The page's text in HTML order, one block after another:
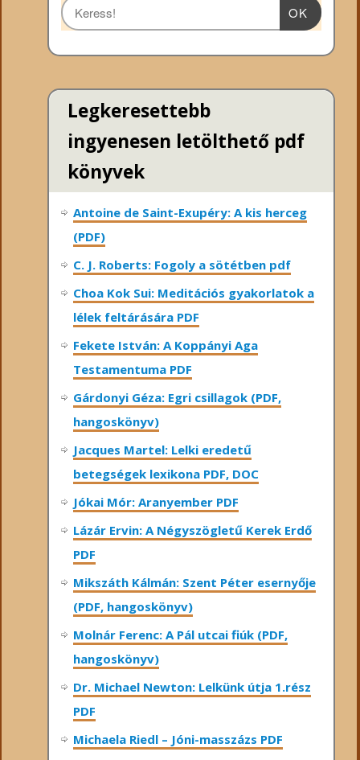
OK
Legkeresettebb
ingyenesen letölthető pdf
könyvek
Antoine de Saint-Exupéry: A kis herceg
(PDF)
C. J. Roberts: Fogoly a sötétben pdf
Choa Kok Sui: Meditációs gyakorlatok a
lélek feltárására PDF
Fekete István: A Koppányi Aga
Testamentuma PDF
Gárdonyi Géza: Egri csillagok (PDF,
hangoskönyv)
Jacques Martel: Lelki eredetű
betegségek lexikona PDF, DOC
Jókai Mór: Aranyember PDF
Lázár Ervin: A Négyszögletű Kerek Erdő
PDF
Mikszáth Kálmán: Szent Péter esernyője
(PDF, hangoskönyv)
Molnár Ferenc: A Pál utcai fiúk (PDF,
hangoskönyv)
Dr. Michael Newton: Lelkünk útja 1.rész
PDF
Michaela Riedl – Jóni-masszázs PDF